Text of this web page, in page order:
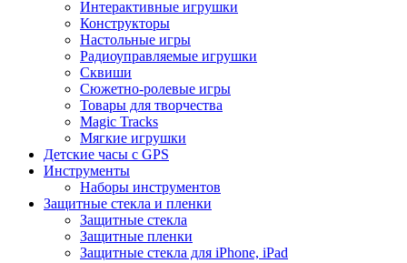
Интерактивные игрушки
Конструкторы
Настольные игры
Радиоуправляемые игрушки
Сквиши
Сюжетно-ролевые игры
Товары для творчества
Magic Tracks
Мягкие игрушки
Детские часы с GPS
Инструменты
Наборы инструментов
Защитные стекла и пленки
Защитные стекла
Защитные пленки
Защитные стекла для iPhone, iPad